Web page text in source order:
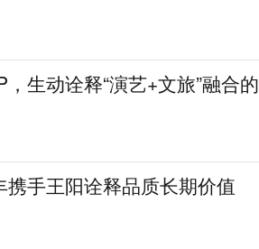
生动诠释“演艺+文旅”融合的
携手王阳诠释品质长期价值